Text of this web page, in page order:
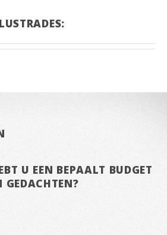
U EEN BEPAALT BUDGET
GEDACHTEN?